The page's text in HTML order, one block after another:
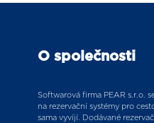
O společnosti
Softwarová firma PEAR s.r.o.
na rezervační systémy pro
sama vyvíjí. Dodávané